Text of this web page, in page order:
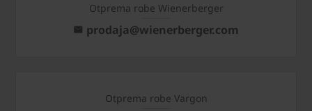
Otprema robe Wienerberger
prodaja@wienerberger.com
Otprema robe Vargon